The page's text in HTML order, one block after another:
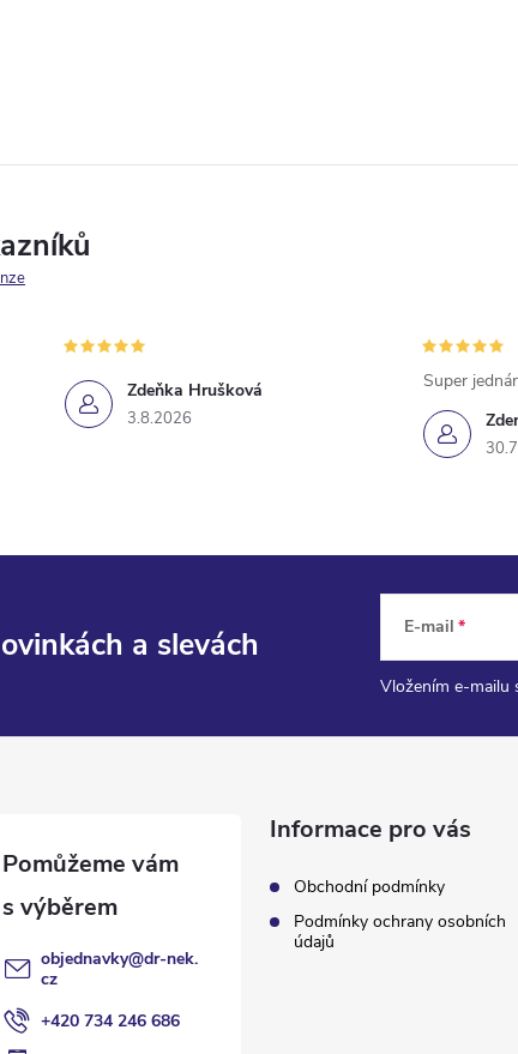
Zdeňka Hrušková
3.8.2026
Super
a slevách E-mail
Vložením e-mailu
objednavky@dr-nek.
cz
+420 734 246 686
Informace pro vás
Obchodní podmínky
Podmínky ochrany osobních
údajů